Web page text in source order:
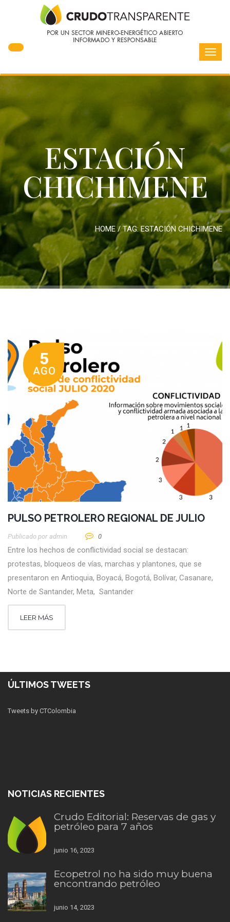
ESTACIÓN
CHICHIMENE
HOME/ TAG:ESTACIÓN CHICHIMENE
5
AGO
PULSO PETROLERO REGIONAL DE JULIO
Publicado por Admin 0
Entre los hechos de conflictividad social se destacan:
protestas, bloqueos de vías, marchas y plantones, que se
presentaron en Antioquia, Boyacá, Bogotá, Bolívar, Casanare,
Norte de Santander, Meta, Santander
LEER MÁS
ÚLTIMOS TWEETS
Tweets by CTColombia
NOTICIAS RECIENTES
Crudo Editorial: Reservas de gas y
petróleo para 7 años
junio 16, 2023
Ecopetrol no ha sido muy buena
encontrando petróleo
junio 14, 2023